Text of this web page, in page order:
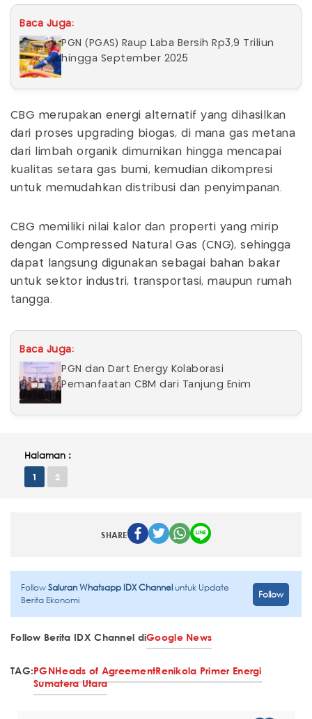
Baca Juga:
PGN (PGAS) Raup Laba Bersih Rp3,9 Triliun
hingga September 2025
CBG merupakan energi alternatif yang dihasilkan
dari proses upgrading biogas, di mana gas metana
dari limbah organik dimurnikan hingga mencapai
kualitas setara gas bumi, kemudian dikompresi
untuk memudahkan distribusi dan penyimpanan.
CBG memiliki nilai kalor dan properti yang mirip
dengan Compressed Natural Gas (CNG), sehingga
dapat langsung digunakan sebagai bahan bakar
untuk sektor industri, transportasi, maupun rumah
tangga.
Baca Juga:
PGN dan Dart Energy Kolaborasi
Pemanfaatan CBM dari Tanjung Enim
Halaman :
1 2
SHARE
FollowSaluran Whatsapp IDX Channeluntuk Update
Berita Ekonomi
Follow
Follow Berita IDX Channel diGoogle News
TAG:PGNHeads of AgreementRenikola Primer Energi
Sumatera Utara